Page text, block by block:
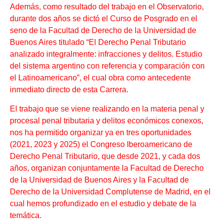
Además, como resultado del trabajo en el Observatorio,
durante dos años se dictó el Curso de Posgrado en el
seno de la Facultad de Derecho de la Universidad de
Buenos Aires titulado “El Derecho Penal Tributario
analizado integralmente: infracciones y delitos. Estudio
del sistema argentino con referencia y comparación con
el Latinoamericano”, el cual obra como antecedente
inmediato directo de esta Carrera.
El trabajo que se viene realizando en la materia penal y
procesal penal tributaria y delitos económicos conexos,
nos ha permitido organizar ya en tres oportunidades
(2021, 2023 y 2025) el Congreso Iberoamericano de
Derecho Penal Tributario, que desde 2021, y cada dos
años, organizan conjuntamente la Facultad de Derecho
de la Universidad de Buenos Aires y la Facultad de
Derecho de la Universidad Complutense de Madrid, en el
cual hemos profundizado en el estudio y debate de la
temática.